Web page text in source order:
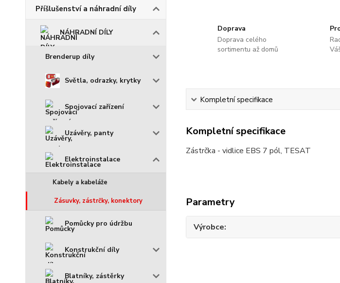
Příšlušenství a náhradní díly
NÁHRADNÍ DÍLY
Brenderup díly
Světla, odrazky, krytky
Spojovací zařízení
Uzávěry, panty
Elektroinstalace
Kabely a kabeláže
Zásuvky, zástrčky, konektory
Pomůcky pro údržbu
Konstrukční díly
Blatníky, zástěrky
Doprava
Doprava celého
sortimentu až domů
Kompletní specifikace
Kompletní specifikace
Zástrčka - vidlice EBS 7 pól, TESAT
Parametry
Výrobce